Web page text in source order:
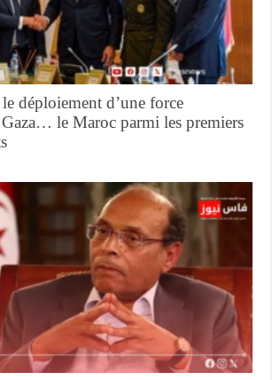
déploiement d’une force
le Maroc parmi les premiers